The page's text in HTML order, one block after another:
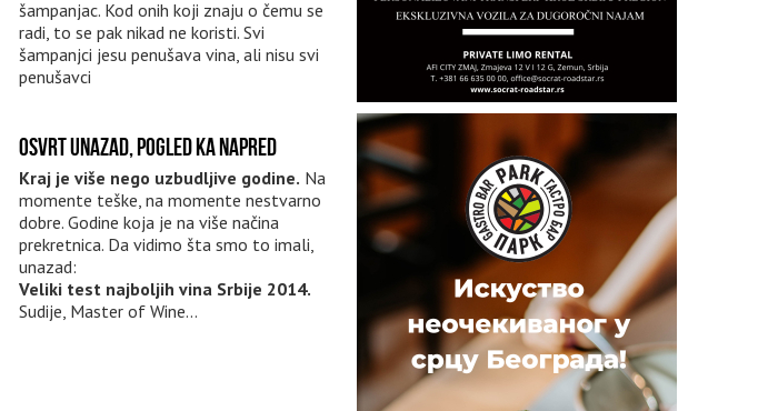
šampanjac. Kod onih koji znaju o čemu se
radi, to se pak nikad ne koristi. Svi
šampanjci jesu penušava vina, ali nisu svi
penušavci
OSVRT UNAZAD, POGLED KA NAPRED
Kraj je više nego uzbudljive godine. Na
momente teške, na momente nestvarno
dobre. Godine koja je na više načina
prekretnica. Da vidimo šta smo to imali,
unazad:
Veliki test najboljih vina Srbije 2014.
Sudije, Master of Wine...